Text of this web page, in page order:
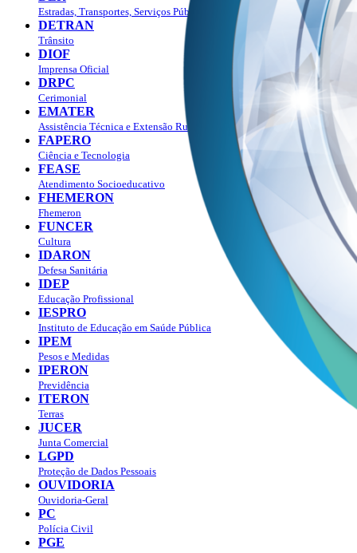
Estradas, Transportes, Serviços Públicos
DETRAN
Trânsito
DIOF
Imprensa Oficial
DRPC
Cerimonial
EMATER
Assistência Técnica e Extensão Rural
FAPERO
Ciência e Tecnologia
FEASE
Atendimento Socioeducativo
FHEMERON
Fhemeron
FUNCER
Cultura
IDARON
Defesa Sanitária
IDEP
Educação Profissional
IESPRO
Instituto de Educação em Saúde Pública
IPEM
Pesos e Medidas
IPERON
Previdência
ITERON
Terras
JUCER
Junta Comercial
LGPD
Proteção de Dados Pessoais
OUVIDORIA
Ouvidoria-Geral
PC
Polícia Civil
PGE